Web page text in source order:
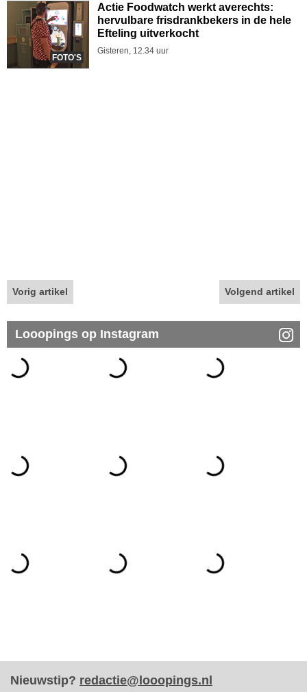
FOTO'S
Actie Foodwatch werkt averechts:
hervulbare frisdrankbekers in de hele
Efteling uitverkocht
Gisteren, 12.34 uur
Vorig artikel Volgend artikel
Looopings op Instagram
Nieuwstip? redactie@looopings.nl